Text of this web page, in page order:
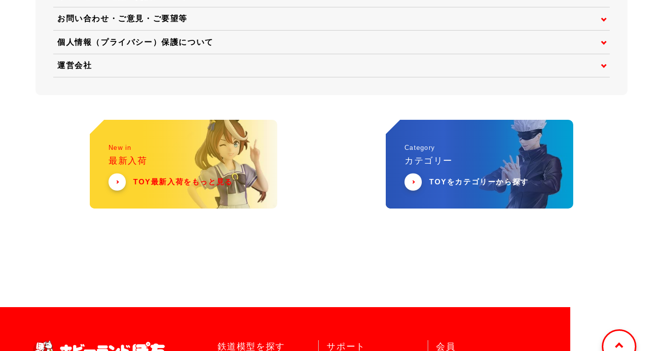
お問い合わせ・ご意見・ご要望等
個人情報（プライバシー）保護について
運営会社
New in
最新入荷
TOY最新入荷をもっと見る
Category
カテゴリー
TOYをカテゴリーから探す
鉄道模型を探す サポート 会員